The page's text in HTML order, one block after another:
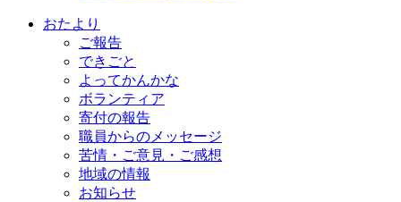
おたより
ご報告
できごと
よってかんかな
ボランティア
寄付の報告
職員からのメッセージ
苦情・ご意見・ご感想
地域の情報
お知らせ